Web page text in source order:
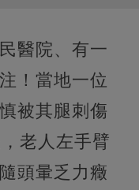
醫院、有一
！當地一位
被其腿刺傷
老人左手臂
頭暈乏力癥